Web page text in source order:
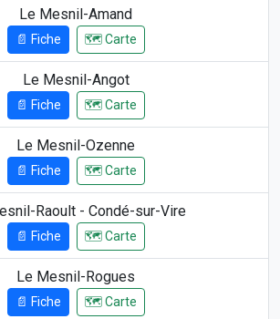
Le Mesnil-Amand
📄 Fiche 🗺️ Carte
Le Mesnil-Angot
📄 Fiche 🗺️ Carte
Le Mesnil-Ozenne
📄 Fiche 🗺️ Carte
Raoult - Condé-sur-Vire
📄 Fiche 🗺️ Carte
Le Mesnil-Rogues
📄 Fiche 🗺️ Carte